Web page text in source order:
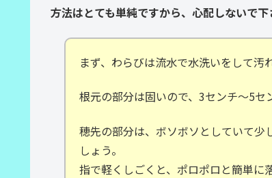
方法はとても単純ですから、心配しないで下
まず、わらびは流水で水洗いをして汚
根元の部分は固いので、3センチ～5セ
穂先の部分は、ボソボソとしていて少
しょう。
指で軽くしごくと、ポロポロと簡単に